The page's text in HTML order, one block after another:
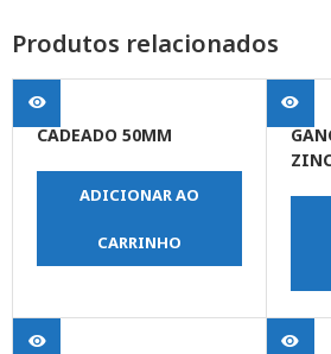
Produtos relacionados
CADEADO 50MM
ADICIONAR AO
CARRINHO